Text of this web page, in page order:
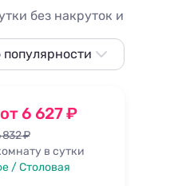
без накруток и
популярности
дешевле
дороже
к
от 6 627 ₽
832 ₽
в сутки
/ Столовая